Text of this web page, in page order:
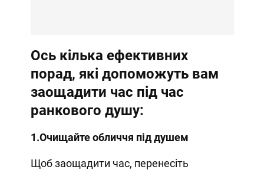
Ось кілька ефективних
порад, які допоможуть вам
заощадити час під час
ранкового душу:
1.Очищайте обличчя під душем
Щоб заощадити час, перенесіть